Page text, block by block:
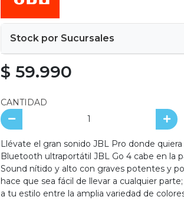
Stock por Sucursales
$ 59.990
CANTIDAD
Llévate el gran sonido JBL Pro donde
Bluetooth ultraportátil JBL Go 4 cabe en la
Sound nítido y alto con graves potentes y
hace que sea fácil de llevar a cualquier
a tu estilo entre la amplia variedad de